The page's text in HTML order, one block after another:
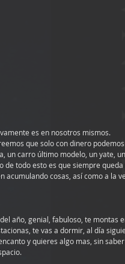
es en nosotros mismos.
que solo con dinero
un carro último modelo, un yate,
todo esto es que siempre
acumulando cosas, así como a la
año, genial, fabuloso, te montas
te vas a dormir, al día
y quieres algo mas, sin